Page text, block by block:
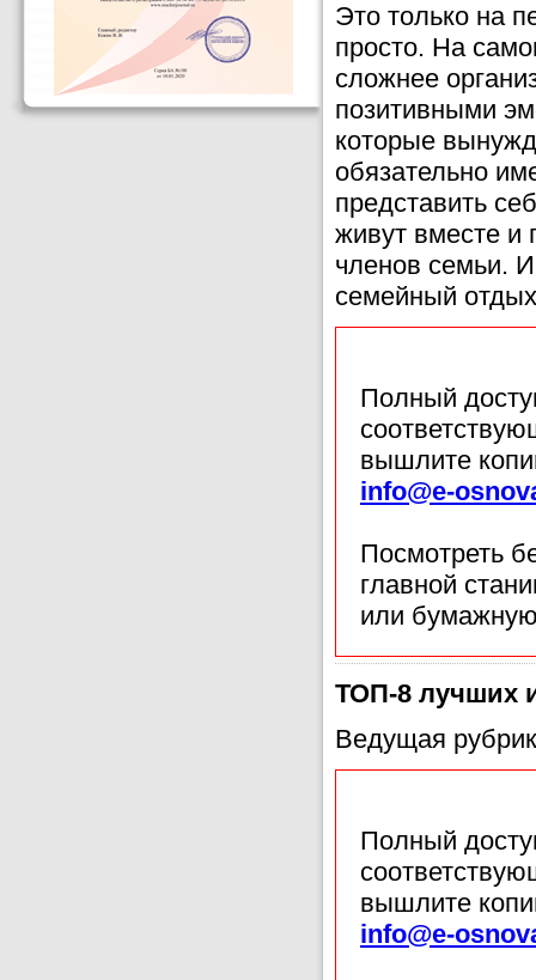
Это только на
просто. На
сложнее
позитивными
которые
обязательно
представить
живут вместе и
членов семьи.
семейный
Полный
вышлите
info@e-
Посмотреть
главной
или
ТОП-8 лучших
Ведущая
Полный
вышлите
info@e-